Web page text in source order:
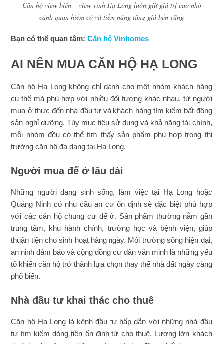
Căn hộ view biển – view vịnh Hạ Long luôn giữ giá trị cao nhờ
cảnh quan hiếm có và tiềm năng tăng giá bền vững
Bạn có thể quan tâm:Căn hộ Vinhomes
AI NÊN MUA CĂN HỘ HẠ LONG
Căn hộ Hạ Long không chỉ dành cho một nhóm khách hàng
cụ thể mà phù hợp với nhiều đối tượng khác nhau, từ người
mua ở thực đến nhà đầu tư và khách hàng tìm kiếm bất động
sản nghỉ dưỡng. Tùy mục tiêu sử dụng và khả năng tài chính,
mỗi nhóm đều có thể tìm thấy sản phẩm phù hợp trong thị
trường căn hộ đa dạng tại Hạ Long.
Người mua để ở lâu dài
Những người đang sinh sống, làm việc tại Hạ Long hoặc
Quảng Ninh có nhu cầu an cư ổn định sẽ đặc biệt phù hợp
với các căn hộ chung cư để ở. Sản phẩm thường nằm gần
trung tâm, khu hành chính, trường học và bệnh viện, giúp
thuận tiện cho sinh hoạt hàng ngày. Môi trường sống hiện đại,
an ninh đảm bảo và cộng đồng cư dân văn minh là những yếu
tố khiến căn hộ trở thành lựa chọn thay thế nhà đất ngày càng
phổ biến.
Nhà đầu tư khai thác cho thuê
Căn hộ Hạ Long là kênh đầu tư hấp dẫn với những nhà đầu
tư tìm kiếm dòng tiền ổn định từ cho thuê. Lượng lớn khách